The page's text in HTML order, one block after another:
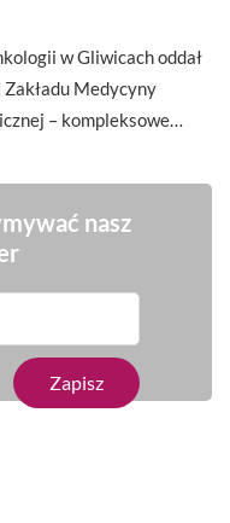
w Gliwicach oddał
Medycyny
– kompleksowe…
nasz